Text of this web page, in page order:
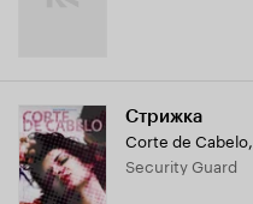
Стрижка
Corte de Cabelo,
Security Guard